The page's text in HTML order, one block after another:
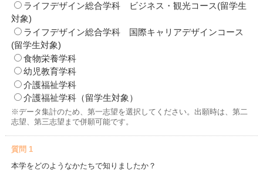
ライフデザイン総合学科 ビジネス・観光コース(留学生
対象)
ライフデザイン総合学科 国際キャリアデザインコース
(留学生対象)
食物栄養学科
幼児教育学科
介護福祉学科
介護福祉学科（留学生対象）
※データ集計のため、第一志望を選択してください。出願時は、第二
志望、第三志望まで併願可能です。
質問 1
本学をどのようなかたちで知りましたか？